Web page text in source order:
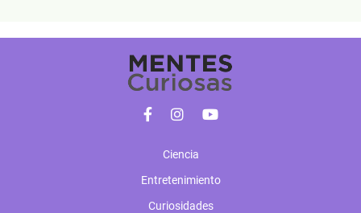
Ciencia
Entretenimiento
Curiosidades